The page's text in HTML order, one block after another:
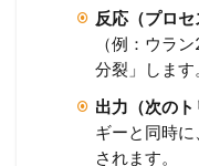
反応（プロセ
（例：ウラ
分裂」します
出力（次のト
ギーと同時
されます。